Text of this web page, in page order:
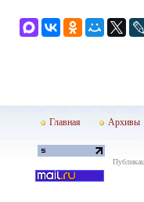
Главная Архивы